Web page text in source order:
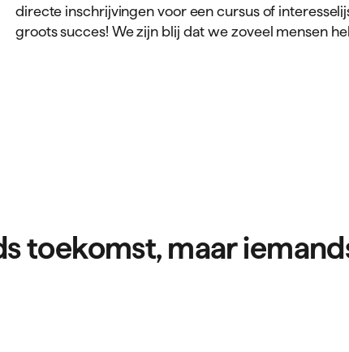
directe inschrijvingen voor een cursus of
groots succes! We zijn blij dat we zoveel mensen
toekomst, maar